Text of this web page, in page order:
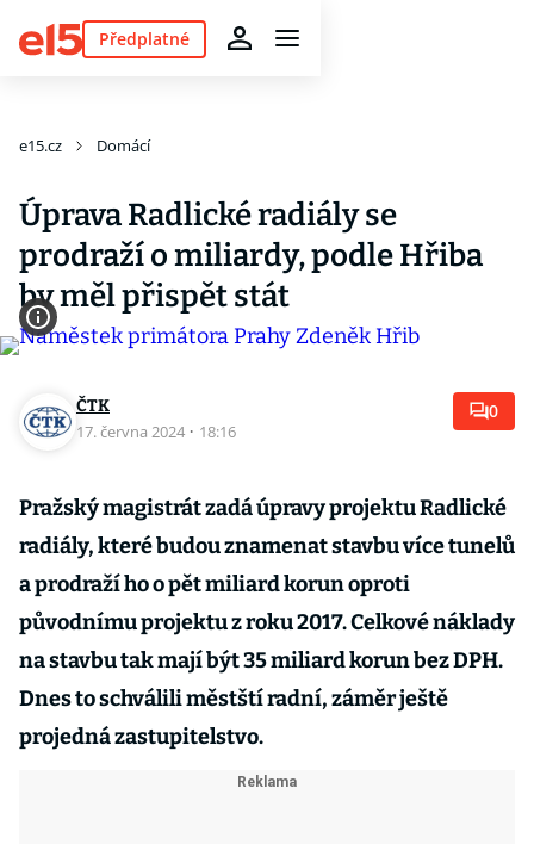
Předplatné
e15.cz Domácí
Úprava Radlické radiály se
prodraží o miliardy, podle Hřiba
by měl přispět stát
ČTK
17. června 2024 · 18:16
0
Pražský magistrát zadá úpravy projektu Radlické
radiály, které budou znamenat stavbu více tunelů
a prodraží ho o pět miliard korun oproti
původnímu projektu z roku 2017. Celkové náklady
na stavbu tak mají být 35 miliard korun bez DPH.
Dnes to schválili městští radní, záměr ještě
projedná zastupitelstvo.